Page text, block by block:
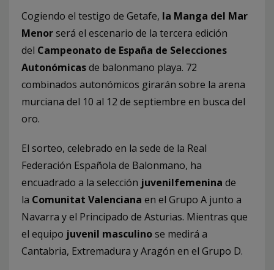
Cogiendo el testigo de Getafe, la Manga del Mar
Menorserá el escenario de la tercera edición
del Campeonato de España de Selecciones
Autonómicasde balonmano playa. 72
combinados autonómicos girarán sobre la arena
murciana del 10 al 12 de septiembre en busca del
oro.
El sorteo, celebrado en la sede de la Real
Federación Española de Balonmano, ha
encuadrado a la selección juvenilfemenina de
la Comunitat Valenciana en el Grupo A junto a
Navarra y el Principado de Asturias. Mientras que
el equipo juvenil masculinose medirá a
Cantabria, Extremadura y Aragón en el Grupo D.